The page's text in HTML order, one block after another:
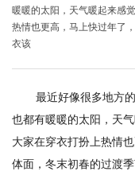
暖暖的太阳，天气暖起来感
热情也更高，马上快过年了
衣该
最近好像很多地方
也都有暖暖的太阳，天
大家在穿衣打扮上热情
体面，冬末初春的过渡